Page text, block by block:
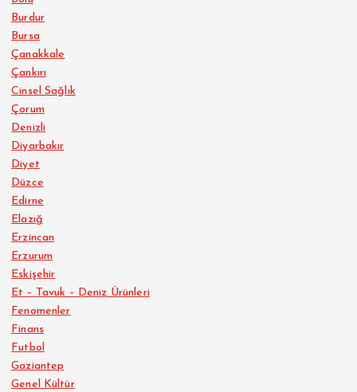
Burdur
Bursa
Çanakkale
Çankırı
Cinsel Sağlık
Çorum
Denizli
Diyarbakır
Diyet
Düzce
Edirne
Elazığ
Erzincan
Erzurum
Eskişehir
Et – Tavuk – Deniz Ürünleri
Fenomenler
Finans
Futbol
Gaziantep
Genel Kültür